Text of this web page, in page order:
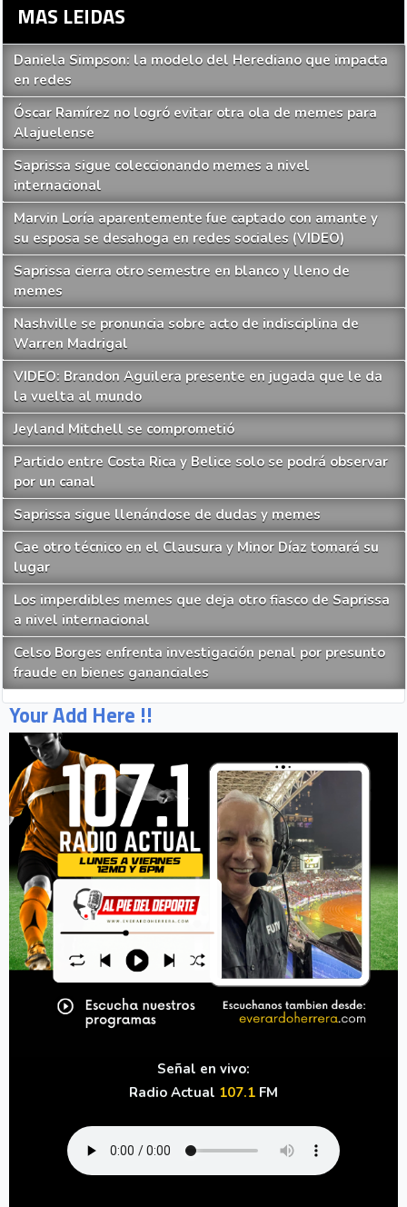
MAS LEIDAS
Daniela Simpson: la modelo del Herediano que impacta
en redes
Óscar Ramírez no logró evitar otra ola de memes para
Alajuelense
Saprissa sigue coleccionando memes a nivel
internacional
Marvin Loría aparentemente fue captado con amante y
su esposa se desahoga en redes sociales (VIDEO)
Saprissa cierra otro semestre en blanco y lleno de
memes
Nashville se pronuncia sobre acto de indisciplina de
Warren Madrigal
VIDEO: Brandon Aguilera presente en jugada que le da
la vuelta al mundo
Jeyland Mitchell se comprometió
Partido entre Costa Rica y Belice solo se podrá observar
por un canal
Saprissa sigue llenándose de dudas y memes
Cae otro técnico en el Clausura y Minor Díaz tomará su
lugar
Los imperdibles memes que deja otro fiasco de Saprissa
a nivel internacional
Celso Borges enfrenta investigación penal por presunto
fraude en bienes gananciales
Your Add Here !!
Señal en vivo:
Radio Actual 107.1 FM